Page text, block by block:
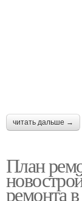
читать дальше →
План
ремонта